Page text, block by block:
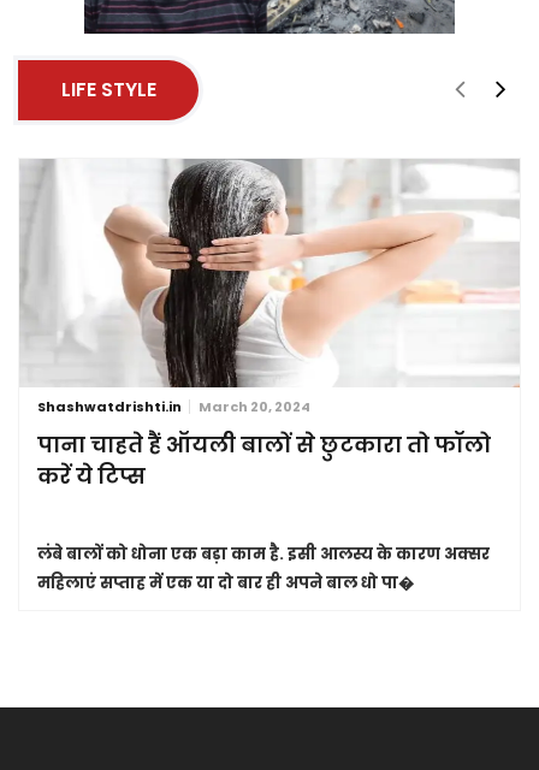
LIFE STYLE
Shashwatdrishti.in March 20, 2024
पाना चाहते हैं ऑयली बालों से छुटकारा तो फॉलो
करें ये टिप्स
लंबे बालों को धोना एक बड़ा काम है. इसी आलस्य के कारण अक्सर
महिलाएं सप्ताह में एक या दो बार ही अपने बाल धो पा�